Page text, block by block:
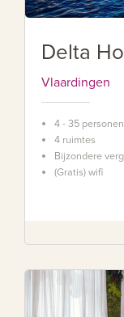
Delta
Vlaardingen
4 - 35 personen
4 ruimtes
Bijzondere
(Gratis) wifi